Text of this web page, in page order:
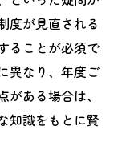
ための注意
で注意する
算上限と締
度が見直される
ることが必須で
異なり、年度ご
ある場合は、
知識をもとに賢